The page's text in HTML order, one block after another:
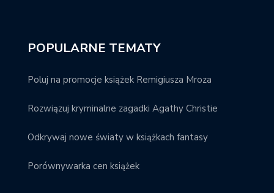
POPULARNE TEMATY
Poluj na promocje książek Remigiusza Mroza
Rozwiązuj kryminalne zagadki Agathy Christie
Odkrywaj nowe światy w książkach fantasy
Porównywarka cen książek